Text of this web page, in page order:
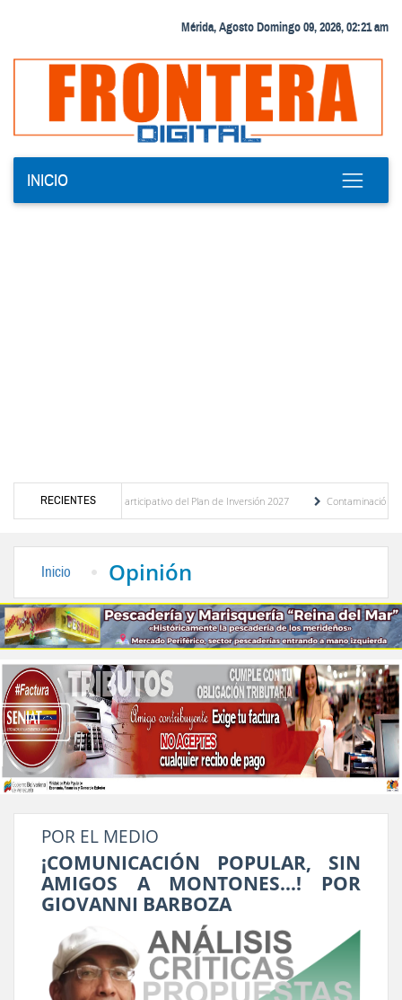
Mérida, Agosto Domingo 09, 2026, 02:21 am
INICIO
RECIENTES
del presupuesto participativo del Plan de Inversión 2027
Contaminación y
Inicio Opinión
POR EL MEDIO
¡COMUNICACIÓN POPULAR, SIN
AMIGOS A MONTONES...! POR
GIOVANNI BARBOZA